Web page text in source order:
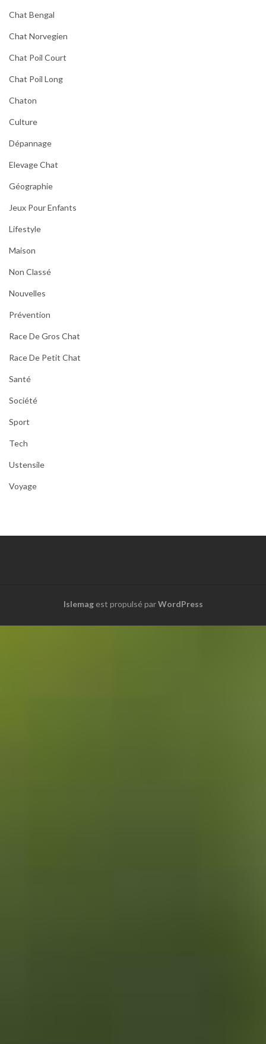
Chat Bengal
Chat Norvegien
Chat Poil Court
Chat Poil Long
Chaton
Culture
Dépannage
Elevage Chat
Géographie
Jeux Pour Enfants
Lifestyle
Maison
Non Classé
Nouvelles
Prévention
Race De Gros Chat
Race De Petit Chat
Santé
Société
Sport
Tech
Ustensile
Voyage
Islemagest propulsé parWordPress